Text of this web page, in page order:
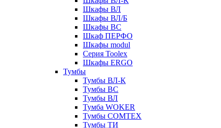
Шкафы ВЛ
Шкафы ВЛ/Б
Шкафы ВС
Шкаф ПЕРФО
Шкафы modul
Серия Toolex
Шкафы ERGO
Тумбы
Тумбы ВЛ-К
Тумбы ВС
Тумбы ВЛ
Тумба WOKER
Тумбы COMTEX
Тумбы ТИ